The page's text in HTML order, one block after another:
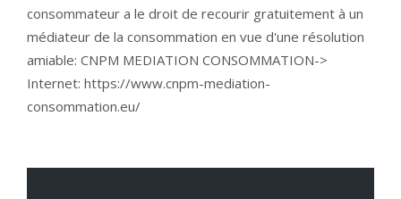
consommateur a le droit de recourir gratuitement à un
médiateur de la consommation en vue d'une résolution
amiable: CNPM MEDIATION CONSOMMATION->
Internet: https://www.cnpm-mediation-
consommation.eu/